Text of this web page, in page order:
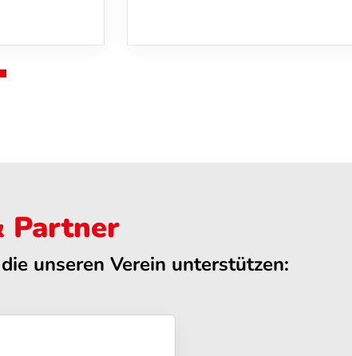
Partner
unseren Verein unterstützen: